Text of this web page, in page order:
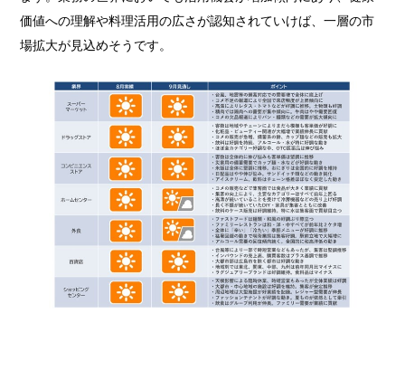
価値への理解や料理活用の広さが認知されていけば、一層の市
場拡大が見込めそうです。